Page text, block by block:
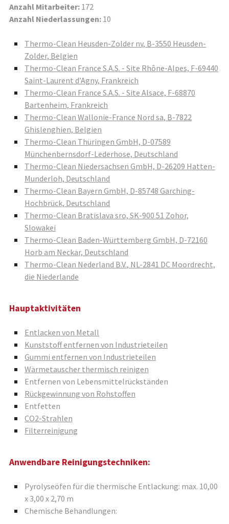
Anzahl Mitarbeiter:172
Anzahl Niederlassungen:10
Thermo-Clean Heusden-Zolder nv, B-3550 Heusden-
Zolder, Belgien
Thermo-Clean France S.A.S. - Site Rhône-Alpes, F-69440
Saint-Laurent d’Agny, Frankreich
Thermo-Clean France S.A.S. - Site Alsace, F-68870
Bartenheim, Frankreich
Thermo-Clean Wallonie-France Nord sa, B-7822
Ghislenghien, Belgien
Thermo-Clean Thüringen GmbH, D-07589
Münchenbernsdorf-Lederhose, Deutschland
Thermo-Clean Niedersachsen GmbH, D-26209 Hatten-
Munderloh, Deutschland
Thermo-Clean Bayern GmbH, D-85748 Garching-
Hochbrück, Deutschland
Thermo-Clean Bratislava sro, SK-900 51 Zohor,
Slowakei
Thermo-Clean Baden-Württemberg GmbH, D-72160
Horb am Neckar, Deutschland
Thermo-Clean Nederland B.V., NL-2841 DC Moordrecht,
die Niederlande
Hauptaktivitäten
Entlacken von Metall
Kunststoff entfernen von Industrieteilen
Gummi entfernen von Industrieteilen
Wärmetauscher thermisch reinigen
Entfernen von Lebensmittelrückständen
Rückgewinnung von Rohstoffen
Entfetten
CO2-Strahlen
Filterreinigung
Anwendbare Reinigungstechniken:
Pyrolyseöfen für die thermische Entlackung: max. 10,00
x 3,00 x 2,70 m
Chemische Behandlungen: